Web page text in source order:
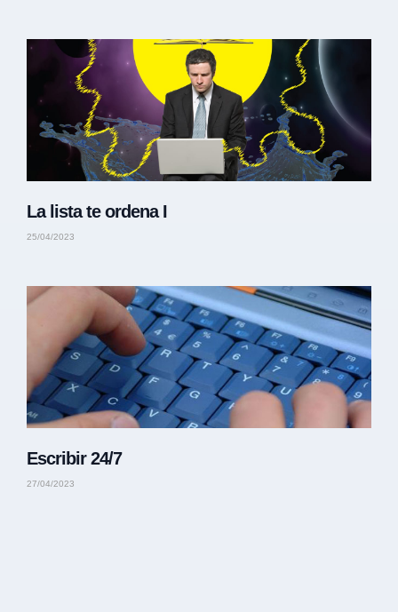
La lista te ordena I
25/04/2023
Escribir 24/7
27/04/2023